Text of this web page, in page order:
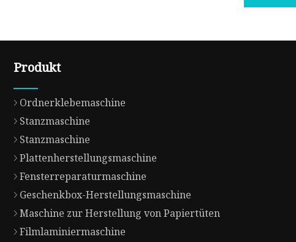
Produkt
Ordnerklebemaschine
Stanzmaschine
Stanzmaschine
Plattenherstellungsmaschine
Fensterreparaturmaschine
Geschenkbox-Herstellungsmaschine
Maschine zur Herstellung von Papiertüten
Filmlaminiermaschine